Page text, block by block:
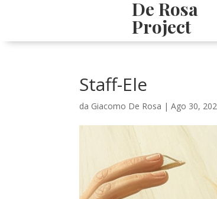
De Rosa
Project
Staff-Ele
da Giacomo De Rosa |Ago 30,